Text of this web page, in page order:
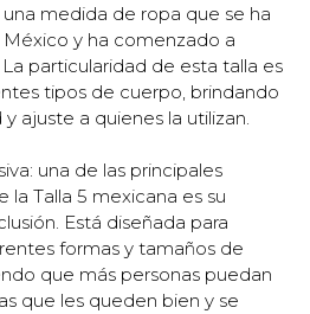
una medida de ropa que se ha
y ha comenzado a
particularidad de esta talla es
tipos de cuerpo, brindando
ajuste a quienes la utilizan.
una de las principales
la Talla 5 mexicana es su
Está diseñada para
formas y tamaños de
que más personas puedan
que les queden bien y se